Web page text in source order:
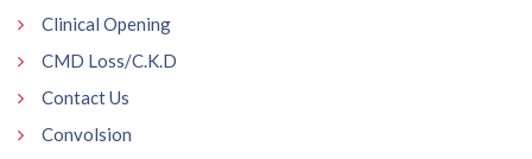
Clinical Opening
CMD Loss/C.K.D
Contact Us
Convolsion